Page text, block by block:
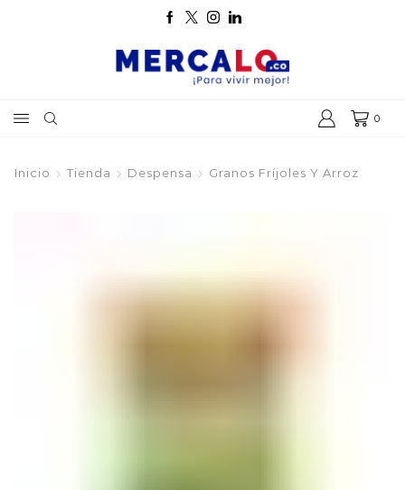
0
Inicio Tienda Despensa Granos Fríjoles Y Arroz